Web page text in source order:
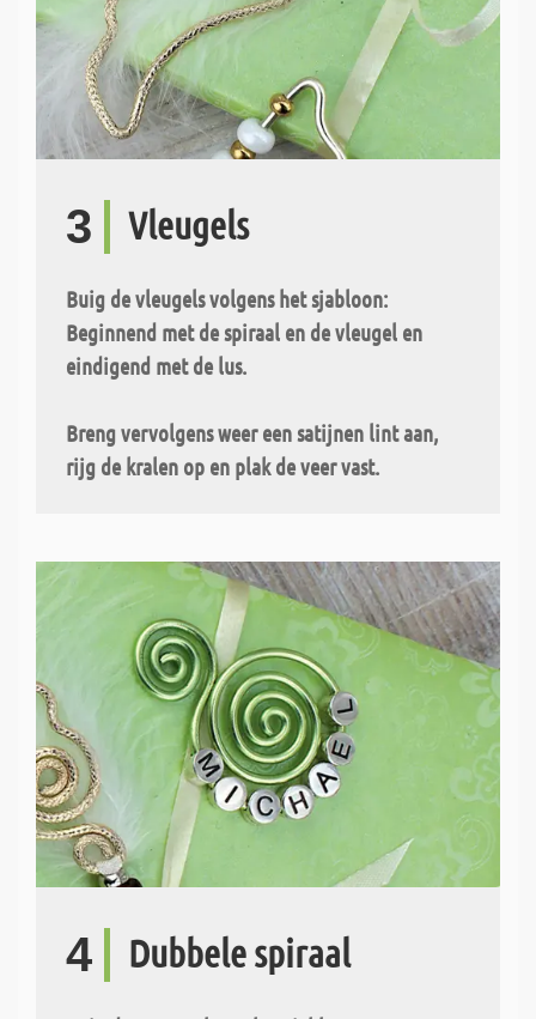
3 Vleugels
Buig de vleugels volgens het sjabloon:
Beginnend met de spiraal en de vleugel en
eindigend met de lus.
Breng vervolgens weer een satijnen lint aan,
rijg de kralen op en plak de veer vast.
4 Dubbele spiraal